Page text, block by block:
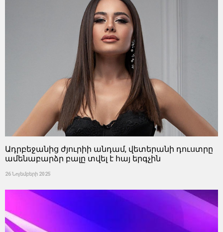
Ադրբեջանից ժյուրիի անդամ, վետերանի դուստրը
ամենաբարձր բալը տվել է հայ երգչին
26 Նոյեմբերի 2025